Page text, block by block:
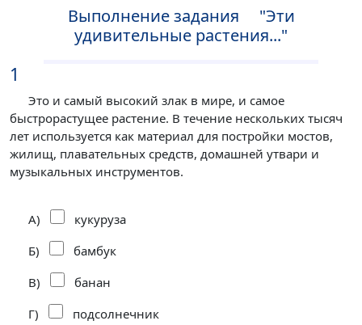
Выполнение задания "Эти
удивительные растения..."
1
Это и самый высокий злак в мире, и самое
быстрорастущее растение. В течение нескольких тысяч
лет используется как материал для постройки мостов,
жилищ, плавательных средств, домашней утвари и
музыкальных инструментов.
А)
кукуруза
Б)
бамбук
В)
банан
Г)
подсолнечник